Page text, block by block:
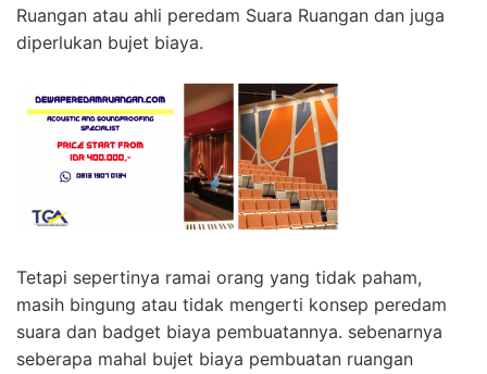
Ruangan atau ahli peredam Suara Ruangan dan juga
diperlukan bujet biaya.
Tetapi sepertinya ramai orang yang tidak paham,
masih bingung atau tidak mengerti konsep peredam
suara dan badget biaya pembuatannya. sebenarnya
seberapa mahal bujet biaya pembuatan ruangan